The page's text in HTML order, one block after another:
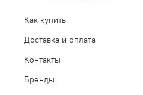
Как купить
Доставка и оплата
Контакты
Бренды